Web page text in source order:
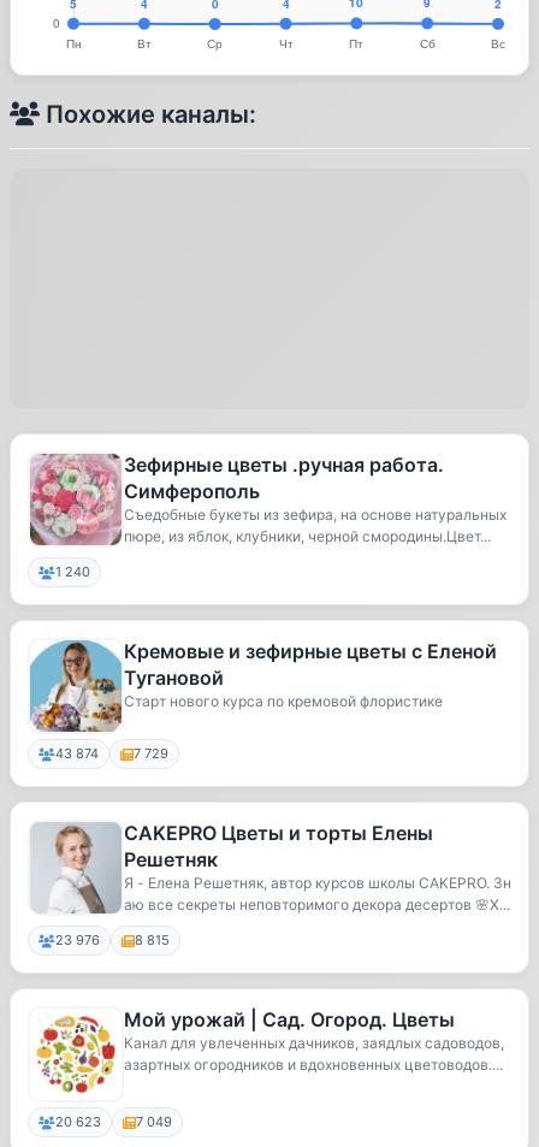
Похожие каналы:
Зефирные цветы .ручная работа.
Симферополь
Съедобные букеты из зефира, на основе натуральных
пюре, из яблок, клубники, черной смородины.Цвет...
1 240
Кремовые и зефирные цветы с Еленой
Тугановой
Старт нового курса по кремовой флористике
43 874 7 729
CAKEPRO Цветы и торты Елены
Решетняк
Я - Елена Решетняк, автор курсов школы CAKEPRO. Зн
аю все секреты неповторимого декора десертов 🌸Х...
23 976 8 815
Мой урожай | Сад. Огород. Цветы
Канал для увлеченных дачников, заядлых садоводов,
азартных огородников и вдохновенных цветоводов....
20 623 7 049